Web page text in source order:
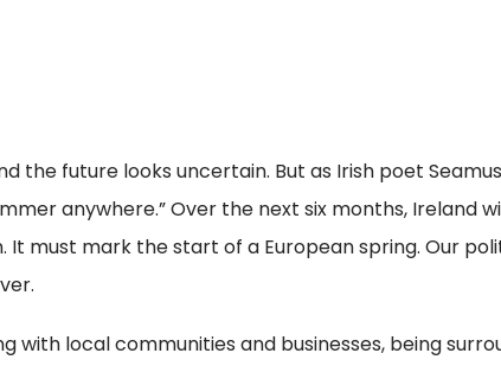
the future looks uncertain. But as Irish poet
anywhere.” Over the next six months, Ireland
It must mark the start of a European spring. Our
with local communities and businesses, being